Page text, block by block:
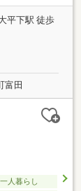
平下駅 徒歩
富田
一人暮らし